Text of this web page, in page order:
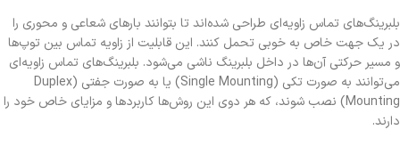
بلبرینگ‌های تماس زاویه‌ای طراحی شده‌اند تا بتوانند بارهای شعاعی و محوری را
در یک جهت خاص به خوبی تحمل کنند. این قابلیت از زاویه تماس بین توپ‌ها
و مسیر حرکتی آن‌ها در داخل بلبرینگ ناشی می‌شود. بلبرینگ‌های تماس زاویه‌ای
می‌توانند به صورت تکی (Single Mounting) یا به صورت جفتی (Duplex
Mounting) نصب شوند، که هر دوی این روش‌ها کاربردها و مزایای خاص خود را
دارند.